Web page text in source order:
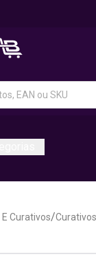
Curativos/Curativos